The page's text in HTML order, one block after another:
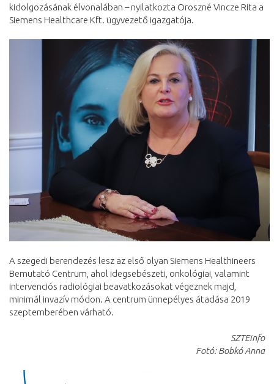
kidolgozásának élvonalában – nyilatkozta Oroszné Vincze Rita a
Siemens Healthcare Kft. ügyvezető igazgatója.
A szegedi berendezés lesz az első olyan Siemens Healthineers
Bemutató Centrum, ahol idegsebészeti, onkológiai, valamint
intervenciós radiológiai beavatkozásokat végeznek majd,
minimál invazív módon. A centrum ünnepélyes átadása 2019
szeptemberében várható.
SZTEinfo
Fotó: Bobkó Anna